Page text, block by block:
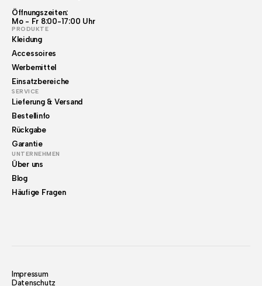
Öffnungszeiten:
Mo - Fr 8:00-17:00 Uhr
PRODUKTE
Kleidung
Accessoires
Werbemittel
Einsatzbereiche
SERVICE
Lieferung & Versand
Bestellinfo
Rückgabe
Garantie
UNTERNEHMEN
Über uns
Blog
Häufige Fragen
Impressum
Datenschutz